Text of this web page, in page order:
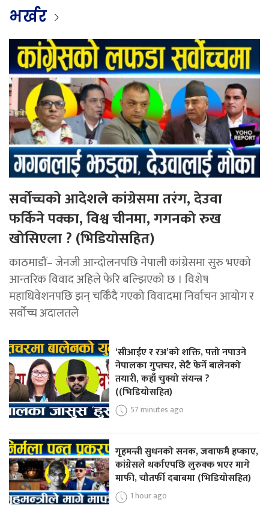
भर्खर
सर्वोच्चको आदेशले कांग्रेसमा तरंग, देउवा
फर्किने पक्का, विश्व चीनमा, गगनको रुख
खोसिएला ? (भिडियोसहित)
काठमाडौं– जेनजी आन्दोलनपछि नेपाली कांग्रेसमा सुरु भएको
आन्तरिक विवाद अहिले फेरि बल्झिएको छ । विशेष
महाधिवेशनपछि झन् चर्किँदै गएको विवादमा निर्वाचन आयोग र
सर्वोच्च अदालतले
‘सीआईए र रअ’को शक्ति, पत्तो नपाउने
नेपालका गुप्तचर, सेटै फेर्ने बालेनको
तयारी, कहाँ चुक्यो संयन्त्र ?
((भिडियोसहित)
57 minutes ago
गृहमन्त्री सुधनको सनक, जवाफमै हप्काए,
कांग्रेसले थर्काएपछि लुरुक्क भएर मागे
माफी, चौतर्फी दबाबमा (भिडियोसहित)
1 hour ago